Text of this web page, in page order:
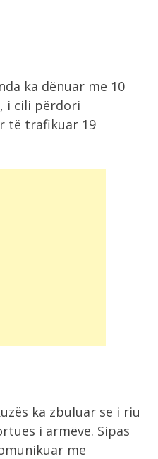
ka dënuar me 10
i cili përdori
të trafikuar 19
ka zbuluar se i riu
i armëve. Sipas
me